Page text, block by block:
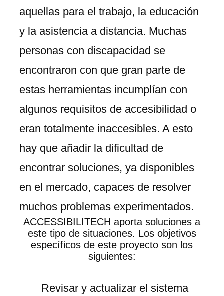
aquellas para el trabajo, la educación
y la asistencia a distancia. Muchas
personas con discapacidad se
encontraron con que gran parte de
estas herramientas incumplían con
algunos requisitos de accesibilidad o
eran totalmente inaccesibles. A esto
hay que añadir la dificultad de
encontrar soluciones, ya disponibles
en el mercado, capaces de resolver
muchos problemas experimentados.
ACCESSIBILITECH aporta soluciones a
este tipo de situaciones. Los objetivos
específicos de este proyecto son los
siguientes:
Revisar y actualizar el sistema